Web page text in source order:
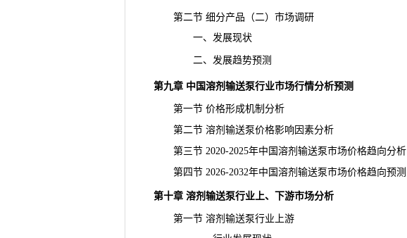
第二节 细分产品（二）市场调研
一、发展现状
二、发展趋势预测
第九章 中国溶剂输送泵行业市场行情分析预测
第一节 价格形成机制分析
第二节 溶剂输送泵价格影响因素分析
第三节 2020-2025年中国溶剂输送泵市场价格趋向分析
第四节 2026-2032年中国溶剂输送泵市场价格趋向预测
第十章 溶剂输送泵行业上、下游市场分析
第一节 溶剂输送泵行业上游